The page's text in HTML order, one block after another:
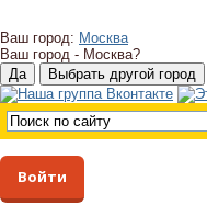
Ваш город: Москва
Ваш город - Москва?
Войти